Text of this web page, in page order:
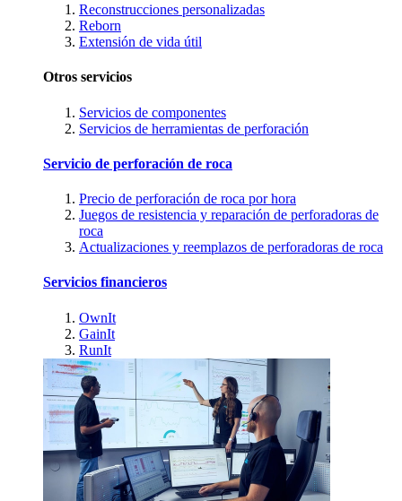
Reconstrucciones personalizadas
Reborn
Extensión de vida útil
Otros servicios
Servicios de componentes
Servicios de herramientas de perforación
Servicio de perforación de roca
Precio de perforación de roca por hora
Juegos de resistencia y reparación de perforadoras de
roca
Actualizaciones y reemplazos de perforadoras de roca
Servicios financieros
OwnIt
GainIt
RunIt